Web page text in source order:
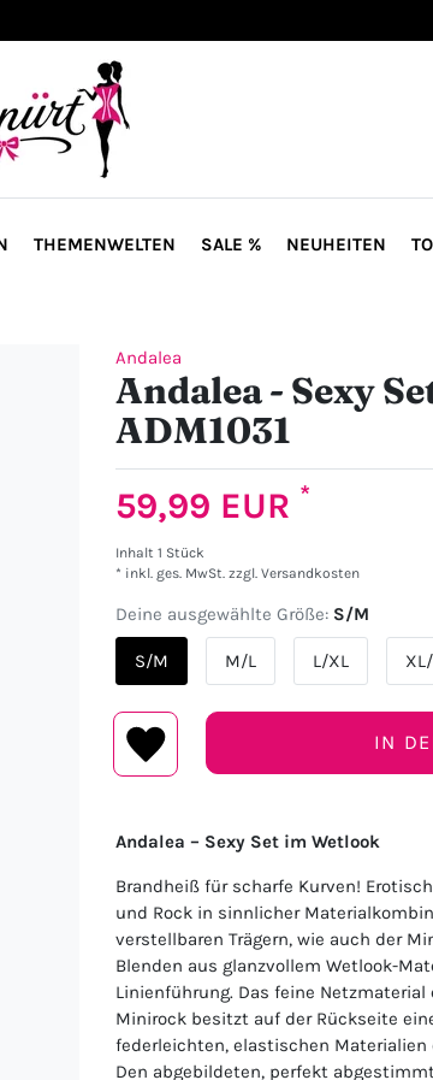
THEMENWELTEN SALE % NEUHEITEN
Andalea
Andalea - Sexy
ADM1031
59,99 EUR *
Inhalt 1 Stück
* inkl. ges. MwSt. zzgl. Versandkosten
Deine ausgewählte Größe: S/M
S/M M/L L/XL
IN
Andalea – Sexy Set im Wetlook
Brandheiß für scharfe Kurven!
und Rock in sinnlicher
verstellbaren Trägern, wie auch der
Blenden aus glanzvollem Wetlook-
Linienführung. Das feine
Minirock besitzt auf der Rückseite
federleichten, elastischen
Den abgebildeten, perfekt